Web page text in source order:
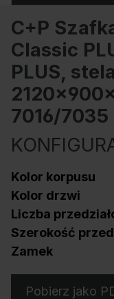
C+P
Classic
PLUS,
7016/7035
Kolor korpusu
Kolor drzwi
Liczba
Szerokość
Zamek
Pobierz jako